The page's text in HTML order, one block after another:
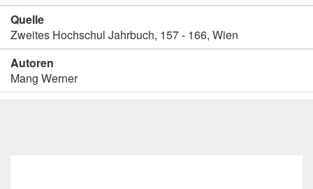
Quelle
Zweites Hochschul Jahrbuch, 157 - 166, Wien
Autoren
Mang Werner